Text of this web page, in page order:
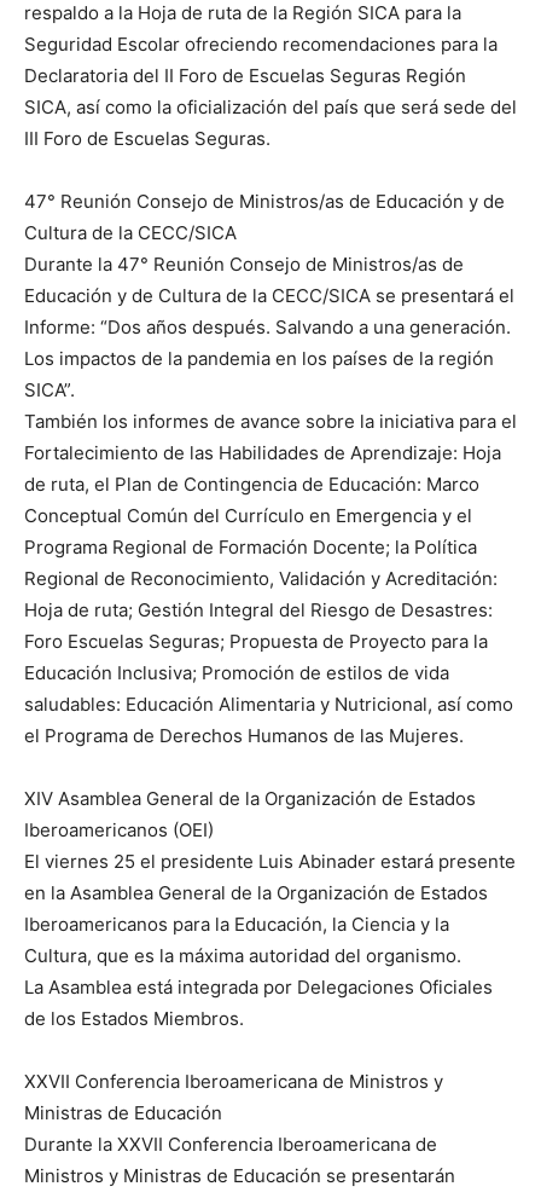
respaldo a la Hoja de ruta de la Región SICA para la
Seguridad Escolar ofreciendo recomendaciones para la
Declaratoria del II Foro de Escuelas Seguras Región
SICA, así como la oficialización del país que será sede del
III Foro de Escuelas Seguras.
47° Reunión Consejo de Ministros/as de Educación y de
Cultura de la CECC/SICA
Durante la 47° Reunión Consejo de Ministros/as de
Educación y de Cultura de la CECC/SICA se presentará el
Informe: “Dos años después. Salvando a una generación.
Los impactos de la pandemia en los países de la región
SICA”.
También los informes de avance sobre la iniciativa para el
Fortalecimiento de las Habilidades de Aprendizaje: Hoja
de ruta, el Plan de Contingencia de Educación: Marco
Conceptual Común del Currículo en Emergencia y el
Programa Regional de Formación Docente; la Política
Regional de Reconocimiento, Validación y Acreditación:
Hoja de ruta; Gestión Integral del Riesgo de Desastres:
Foro Escuelas Seguras; Propuesta de Proyecto para la
Educación Inclusiva; Promoción de estilos de vida
saludables: Educación Alimentaria y Nutricional, así como
el Programa de Derechos Humanos de las Mujeres.
XIV Asamblea General de la Organización de Estados
Iberoamericanos (OEI)
El viernes 25 el presidente Luis Abinader estará presente
en la Asamblea General de la Organización de Estados
Iberoamericanos para la Educación, la Ciencia y la
Cultura, que es la máxima autoridad del organismo.
La Asamblea está integrada por Delegaciones Oficiales
de los Estados Miembros.
XXVII Conferencia Iberoamericana de Ministros y
Ministras de Educación
Durante la XXVII Conferencia Iberoamericana de
Ministros y Ministras de Educación se presentarán